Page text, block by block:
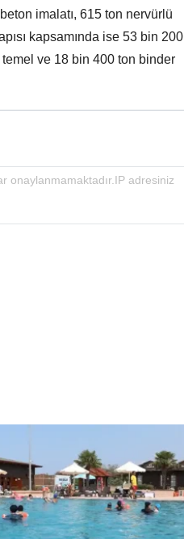
imalatı, 615 ton nervürlü
kapsamında ise 53 bin 200
ve 18 bin 400 ton binder